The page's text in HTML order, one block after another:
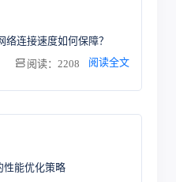
络连接速度如何保障？
阅读：2208 阅读全文
性能优化策略